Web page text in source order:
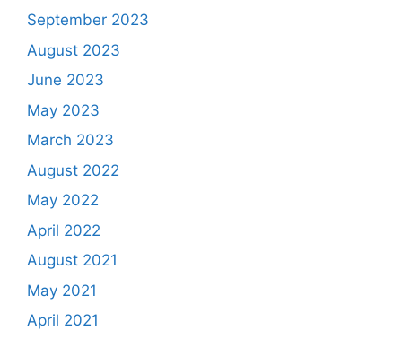
September 2023
August 2023
June 2023
May 2023
March 2023
August 2022
May 2022
April 2022
August 2021
May 2021
April 2021